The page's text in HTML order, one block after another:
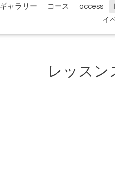
ギャラリー コース access
イ
レッスン